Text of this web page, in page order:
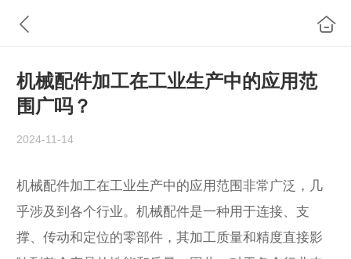
机械配件加工在工业生产中的应用范
围广吗？
2024-11-14
机械配件加工在工业生产中的应用范围非常广泛，几
乎涉及到各个行业。机械配件是一种用于连接、支
撑、传动和定位的零部件，其加工质量和精度直接影